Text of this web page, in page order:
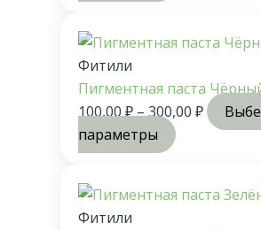
Фитили
Пигментная паста
100,00₽–300,00 ₽
параметры
Фитили